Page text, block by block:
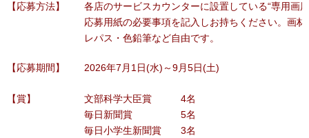
【応募方法】
各店のサービスカウンターに設置している“専用画
応募用紙の必要事項を記入しお持ちください。画
レパス・色鉛筆など自由です。
【応募期間】 2026年7月1日(水)～9月5日(土)
【賞】
文部科学大臣賞 4名
毎日新聞賞 5名
毎日小学生新聞賞 3名